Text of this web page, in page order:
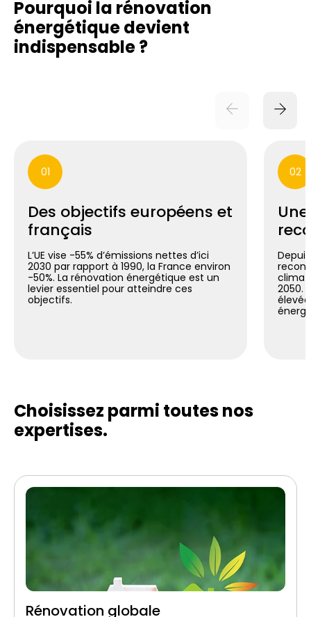
Pourquoi la rénovation
énergétiquedevient
indispensable ?
01
Des objectifs européens et
français
L’UE vise -55% d’émissions nettes d’ici
2030 par rapport à 1990, la France environ
-50%. La rénovation énergétique est un
levier essentiel pour atteindre ces
objectifs.
02
2050.
Choisissez parmi toutesnos
expertises.
Rénovation globale